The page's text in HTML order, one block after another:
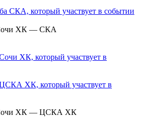
ХК — СКА
ХК — ЦСКА ХК